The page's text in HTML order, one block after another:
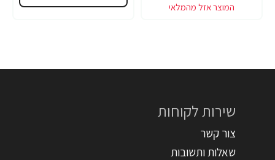
שירות לקוחות
צור קשר
שאלות ותשובות